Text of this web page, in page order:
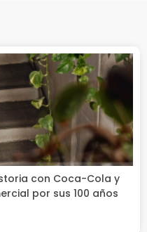
con Coca-Cola y
por sus 100 años